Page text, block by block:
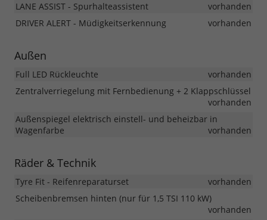
LANE ASSIST - Spurhalteassistent
vorhanden
DRIVER ALERT - Müdigkeitserkennung
vorhanden
Außen
Full LED Rückleuchte
vorhanden
Zentralverriegelung mit Fernbedienung + 2 Klappschlüssel
vorhanden
Außenspiegel elektrisch einstell- und beheizbar in
Wagenfarbe
vorhanden
Räder & Technik
Tyre Fit - Reifenreparaturset
vorhanden
Scheibenbremsen hinten (nur für 1,5 TSI 110 kW)
vorhanden